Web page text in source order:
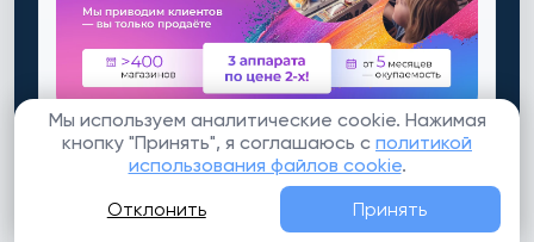
ФРАНШИЗА
Папа, ну купи!
Мы используем аналитические cookie. Нажимая
кнопку "Принять", я соглашаюсь с политикой
использования файлов cookie.
Отклонить
Принять